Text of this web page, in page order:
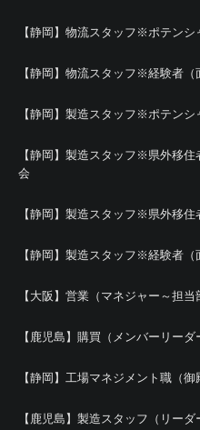
【静岡】物流スタッフ※ポテンシ
【静岡】物流スタッフ※経験者（
【静岡】製造スタッフ※ポテンシ
【静岡】製造スタッフ※県外移
会
【静岡】製造スタッフ※県外移
【静岡】製造スタッフ※経験者（
【大阪】営業（マネジャー～担当
【鹿児島】購買（メンバーリーダ
【静岡】工場マネジメント職（御
【鹿児島】製造スタッフ（リーダ